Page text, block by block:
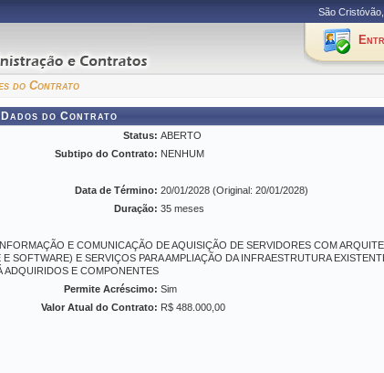
São
do Contrato
Dados do Contrato
Status: ABERTO
Subtipo do Contrato: NENHUM
Data de Término: 20/01/2028 (Original: 20/01/2028)
Duração: 35 meses
E COMUNICAÇÃO DE AQUISIÇÃO DE SERVIDORES COM
SOFTWARE) E SERVIÇOS PARA AMPLIAÇÃO DA INFRAESTRUTURA
ADQUIRIDOS E COMPONENTES
Permite Acréscimo: Sim
Valor Atual do Contrato: R$ 488.000,00